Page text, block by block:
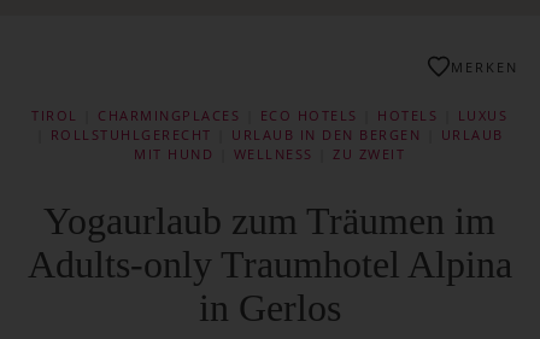
TIROL CHARMINGPLACES ECO HOTELS HOTELS
LUXUS
ROLLSTUHLGERECHT URLAUB IN DEN BERGEN
URLAUB
MIT HUND
WELLNESS |ZU ZWEIT
Yogaurlaub zum Träumen im
Adults-only Traumhotel Alpina
in Gerlos
MERKEN